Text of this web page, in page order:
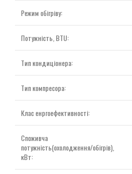
Режим обігріву:
Потужність, BTU:
Тип кондиціонера:
Тип компресора:
Клас енргоефективності:
Споживча
потужність(охолодження/обігрів),
кВт: